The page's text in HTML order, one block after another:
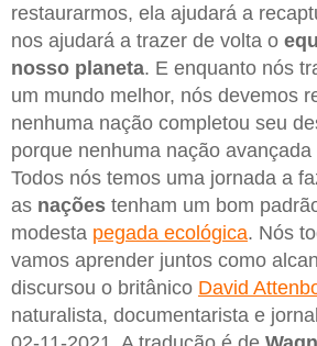
restaurarmos, ela ajudará a
nos ajudará a trazer de volta o
nosso planeta. E enquanto nós
um mundo melhor, nós devemos
nenhuma nação completou seu
porque nenhuma nação
Todos nós temos uma jornada a
as nações tenham um bom
modesta pegada ecológica. Nós
vamos aprender juntos como
discursou o britânico David
naturalista, documentarista e